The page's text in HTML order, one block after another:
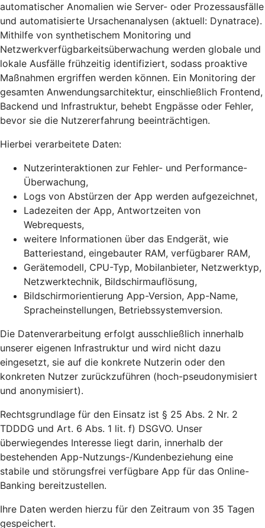
automatischer Anomalien wie Server- oder Prozessausfälle
und automatisierte Ursachenanalysen (aktuell: Dynatrace).
Mithilfe von synthetischem Monitoring und
Netzwerkverfügbarkeitsüberwachung werden globale und
lokale Ausfälle frühzeitig identifiziert, sodass proaktive
Maßnahmen ergriffen werden können. Ein Monitoring der
gesamten Anwendungsarchitektur, einschließlich Frontend,
Backend und Infrastruktur, behebt Engpässe oder Fehler,
bevor sie die Nutzererfahrung beeinträchtigen.
Hierbei verarbeitete Daten:
Nutzerinteraktionen zur Fehler- und Performance-
Überwachung,
Logs von Abstürzen der App werden aufgezeichnet,
Ladezeiten der App, Antwortzeiten von
Webrequests,
weitere Informationen über das Endgerät, wie
Batteriestand, eingebauter RAM, verfügbarer RAM,
Gerätemodell, CPU-Typ, Mobilanbieter, Netzwerktyp,
Netzwerktechnik, Bildschirmauflösung,
Bildschirmorientierung App-Version, App-Name,
Spracheinstellungen, Betriebssystemversion.
Die Datenverarbeitung erfolgt ausschließlich innerhalb
unserer eigenen Infrastruktur und wird nicht dazu
eingesetzt, sie auf die konkrete Nutzerin oder den
konkreten Nutzer zurückzuführen (hoch-pseudonymisiert
und anonymisiert).
Rechtsgrundlage für den Einsatz ist § 25 Abs. 2 Nr. 2
TDDDG und Art. 6 Abs. 1 lit. f) DSGVO. Unser
überwiegendes Interesse liegt darin, innerhalb der
bestehenden App-Nutzungs-/Kundenbeziehung eine
stabile und störungsfrei verfügbare App für das Online-
Banking bereitzustellen.
Ihre Daten werden hierzu für den Zeitraum von 35 Tagen
gespeichert.